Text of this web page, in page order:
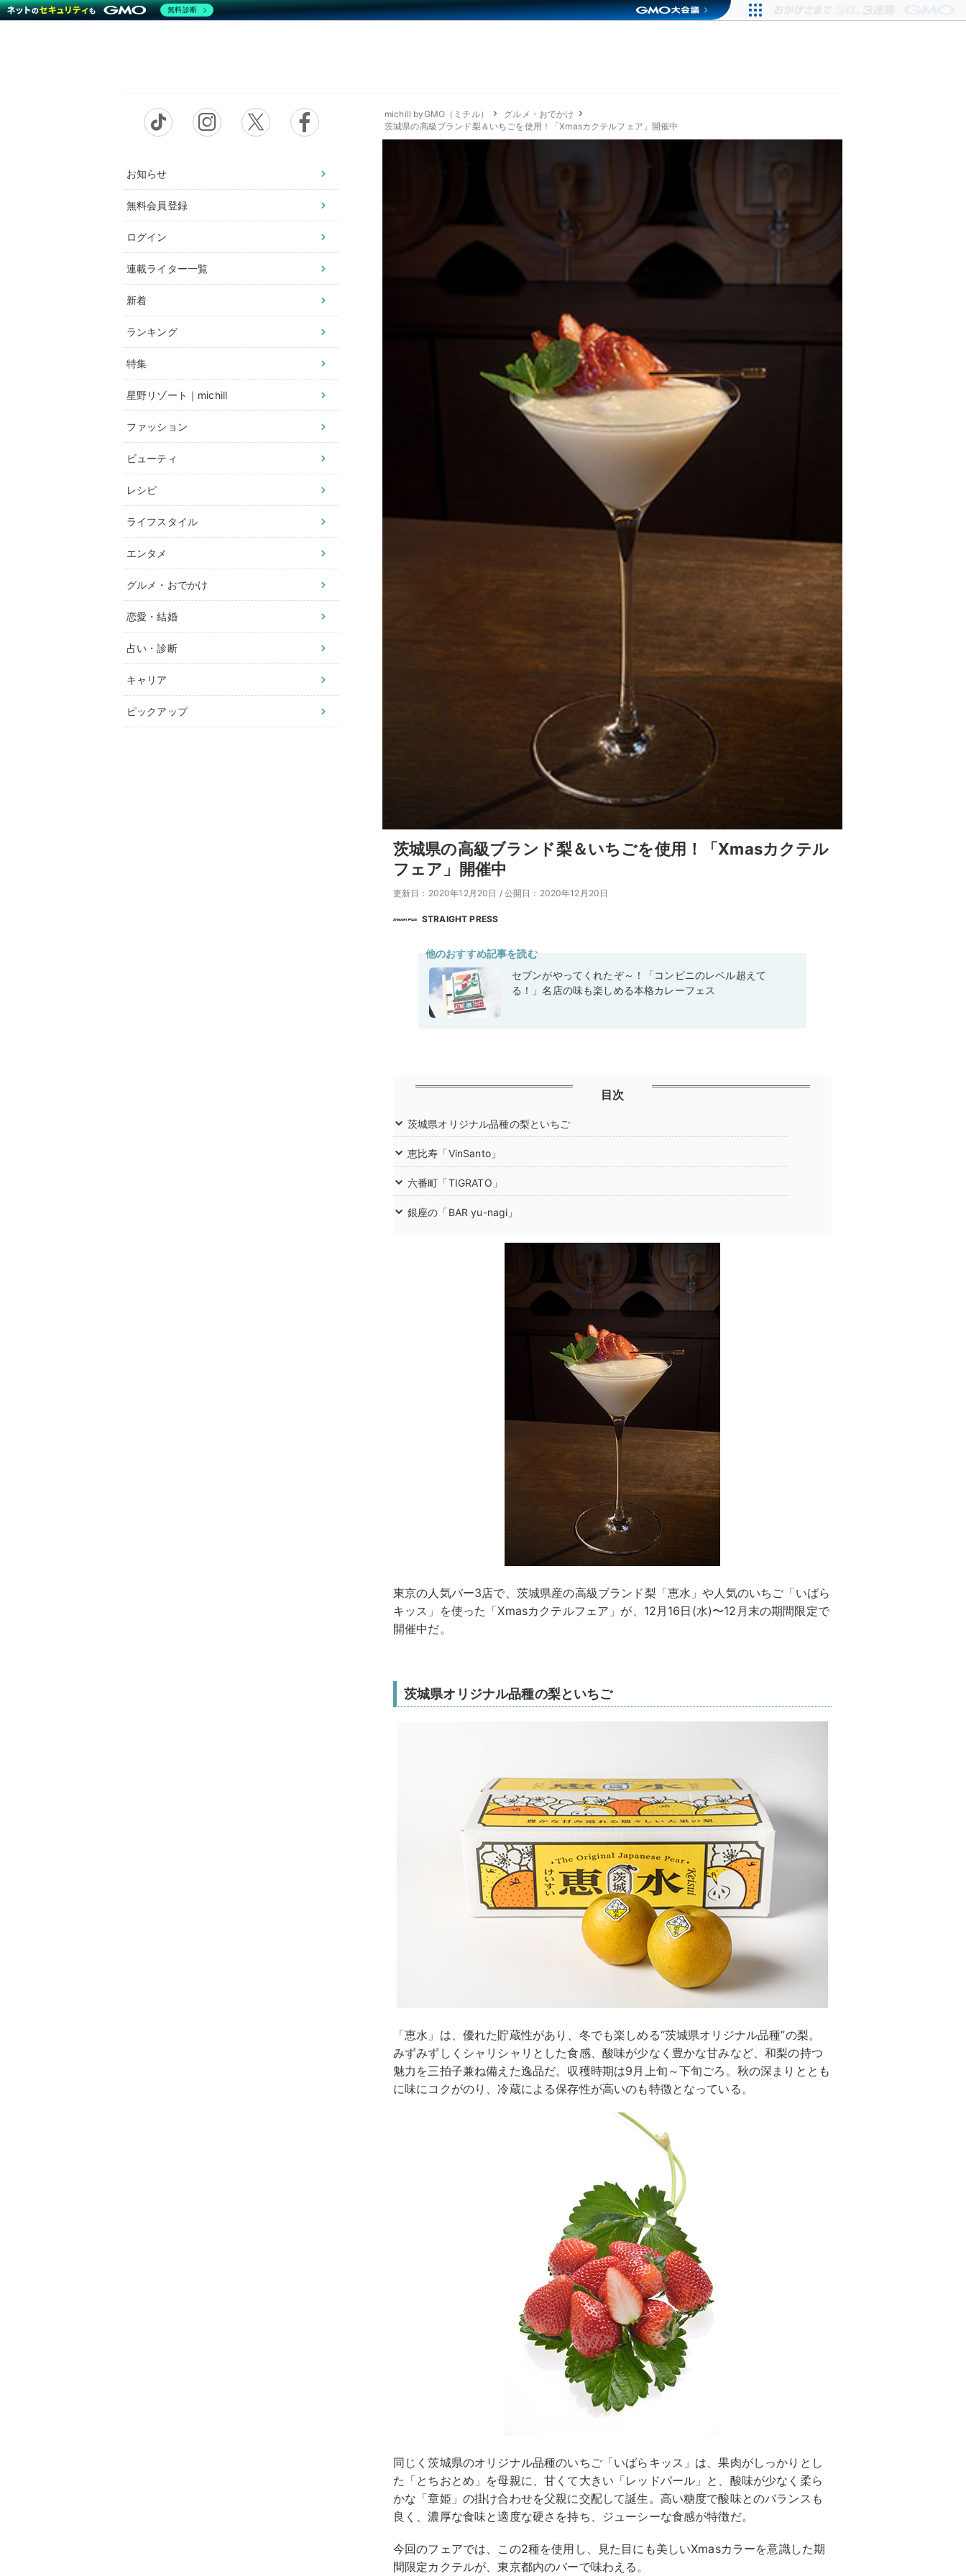
お知らせ
無料会員登録
ログイン
連載ライター一覧
新着
ランキング
特集
星野リゾート｜michill
ファッション
ビューティ
レシピ
ライフスタイル
エンタメ
グルメ・おでかけ
恋愛・結婚
占い・診断
キャリア
ピックアップ
michill byGMO（ミチル）
グルメ・おでかけ
茨城県の高級ブランド梨＆いちごを使用！「Xmasカクテルフェア」開催中
茨城県の高級ブランド梨＆いちごを使用！「Xmasカクテル
フェア」開催中
更新日：2020年12月20日 / 公開日：2020年12月20日
STRAIGHT PRESS
他のおすすめ記事を読む
セブンがやってくれたぞ～！「コンビニのレベル超えて
る！」名店の味も楽しめる本格カレーフェス
目次
茨城県オリジナル品種の梨といちご
恵比寿「VinSanto」
六番町「TIGRATO」
銀座の「BAR yu-nagi」
東京の人気バー3店で、茨城県産の高級ブランド梨「恵水」や人気のいちご「いばら
キッス」を使った「Xmasカクテルフェア」が、12月16日(水)〜12月末の期間限定で
開催中だ。
茨城県オリジナル品種の梨といちご
「恵水」は、優れた貯蔵性があり、冬でも楽しめる“茨城県オリジナル品種”の梨。
みずみずしくシャリシャリとした食感、酸味が少なく豊かな甘みなど、和梨の持つ
魅力を三拍子兼ね備えた逸品だ。収穫時期は9月上旬～下旬ごろ。秋の深まりととも
に味にコクがのり、冷蔵による保存性が高いのも特徴となっている。
同じく茨城県のオリジナル品種のいちご「いばらキッス」は、果肉がしっかりとし
た「とちおとめ」を母親に、甘くて大きい「レッドパール」と、酸味が少なく柔ら
かな「章姫」の掛け合わせを父親に交配して誕生。高い糖度で酸味とのバランスも
良く、濃厚な食味と適度な硬さを持ち、ジューシーな食感が特徴だ。
今回のフェアでは、この2種を使用し、見た目にも美しいXmasカラーを意識した期
間限定カクテルが、東京都内のバーで味わえる。
無料診断